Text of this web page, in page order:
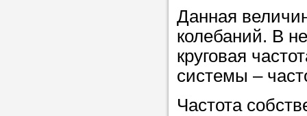
чтобы мы
самого
репетитора.
Данная
колебаний. В
круговая
системы –
Частота